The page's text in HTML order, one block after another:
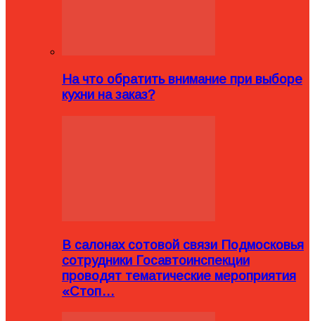
На что обратить внимание при выборе
кухни на заказ?
В салонах сотовой связи Подмосковья
сотрудники Госавтоинспекции
проводят тематические мероприятия
«Стоп…